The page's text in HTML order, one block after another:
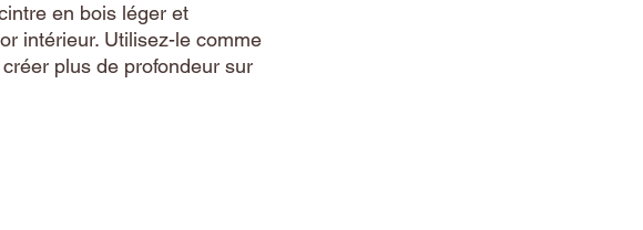
en bois léger et
intérieur. Utilisez-le comme
plus de profondeur sur